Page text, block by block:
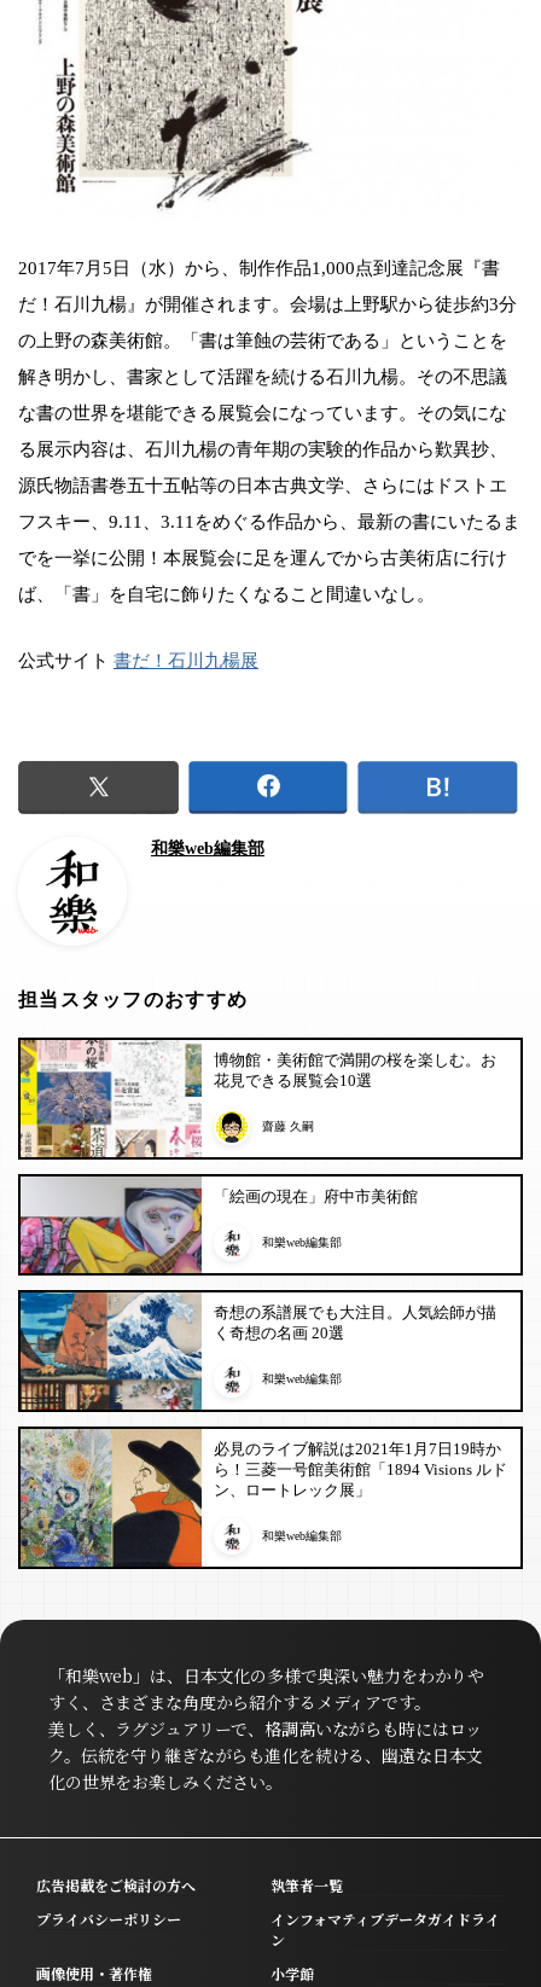
2017年7月5日（水）から、制作作品1,000点到達記念展『書
だ！石川九楊』が開催されます。会場は上野駅から徒歩約3分
の上野の森美術館。「書は筆蝕の芸術である」ということを
解き明かし、書家として活躍を続ける石川九楊。その不思議
な書の世界を堪能できる展覧会になっています。その気にな
る展示内容は、石川九楊の青年期の実験的作品から歎異抄、
源氏物語書巻五十五帖等の日本古典文学、さらにはドストエ
フスキー、9.11、3.11をめぐる作品から、最新の書にいたるま
でを一挙に公開！本展覧会に足を運んでから古美術店に行け
ば、「書」を自宅に飾りたくなること間違いなし。
公式サイト 書だ！石川九楊展
和樂web編集部
担当スタッフのおすすめ
博物館・美術館で満開の桜を楽しむ。お
花見できる展覧会10選
齋藤 久嗣
「絵画の現在」府中市美術館
和樂web編集部
奇想の系譜展でも大注目。人気絵師が描
く奇想の名画 20選
和樂web編集部
必見のライブ解説は2021年1月7日19時か
ら！三菱一号館美術館「1894 Visions ルド
ン、ロートレック展」
和樂web編集部
「和樂web」は、日本文化の多様で奥深い魅力をわかりや
すく、さまざまな角度から紹介するメディアです。
美しく、ラグジュアリーで、格調高いながらも時にはロッ
ク。伝統を守り継ぎながらも進化を続ける、幽遠な日本文
化の世界をお楽しみください。
広告掲載をご検討の方へ
執筆者一覧
プライバシーポリシー
インフォマティブデータガイドライ
ン
画像使用・著作権
小学館